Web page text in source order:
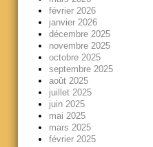
février 2026
janvier 2026
décembre 2025
novembre 2025
octobre 2025
septembre 2025
août 2025
juillet 2025
juin 2025
mai 2025
mars 2025
février 2025